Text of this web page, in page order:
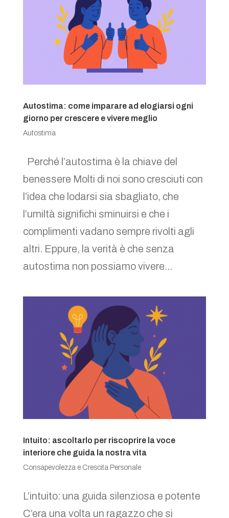
Autostima: come imparare ad elogiarsi ogni
giorno per crescere e vivere meglio
Autostima
Perché l’autostima è la chiave del
benessere Molti di noi sono cresciuti con
l’idea che lodarsi sia sbagliato, che
l’umiltà significhi sminuirsi e che i
complimenti vadano sempre rivolti agli
altri. Eppure, la verità è che senza
autostima non possiamo vivere...
Intuito: ascoltarlo per riscoprire la voce
interiore che guida la nostra vita
Consapevolezza e Crescita Personale
L’intuito: una guida silenziosa e potente
C’era una volta un ragazzo che si